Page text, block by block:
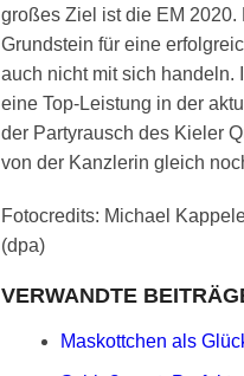
großes Ziel ist die EM
Grundstein für eine
auch nicht mit sich handeln.
eine Top-Leistung in der
der Partyrausch des Kieler
von der Kanzlerin gleich
Fotocredits: Michael
(dpa)
VERWANDTE
Maskottchen als